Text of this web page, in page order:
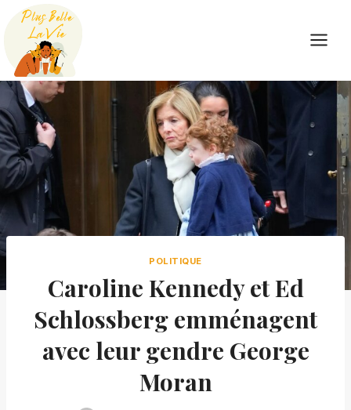
Skip
content
POLITIQUE
Caroline Kennedy et Ed
Schlossberg emménagent
avec leur gendre George
Moran